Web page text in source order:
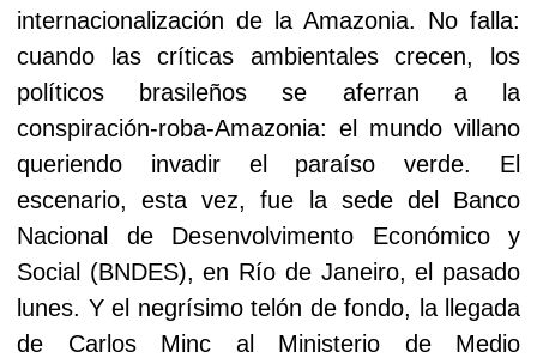
internacionalización de la Amazonia. No falla:
cuando las críticas ambientales crecen, los
políticos brasileños se aferran a la
conspiración-roba-Amazonia: el mundo villano
queriendo invadir el paraíso verde. El
escenario, esta vez, fue la sede del Banco
Nacional de Desenvolvimento Económico y
Social (BNDES), en Río de Janeiro, el pasado
lunes. Y el negrísimo telón de fondo, la llegada
de Carlos Minc al Ministerio de Medio